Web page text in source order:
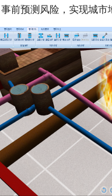
前预测风险，实现城